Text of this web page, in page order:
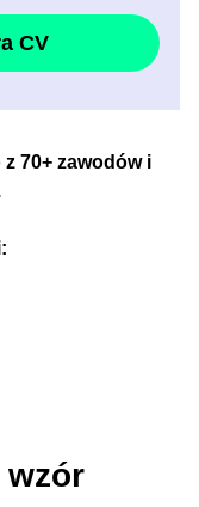
CV
70+ zawodów i